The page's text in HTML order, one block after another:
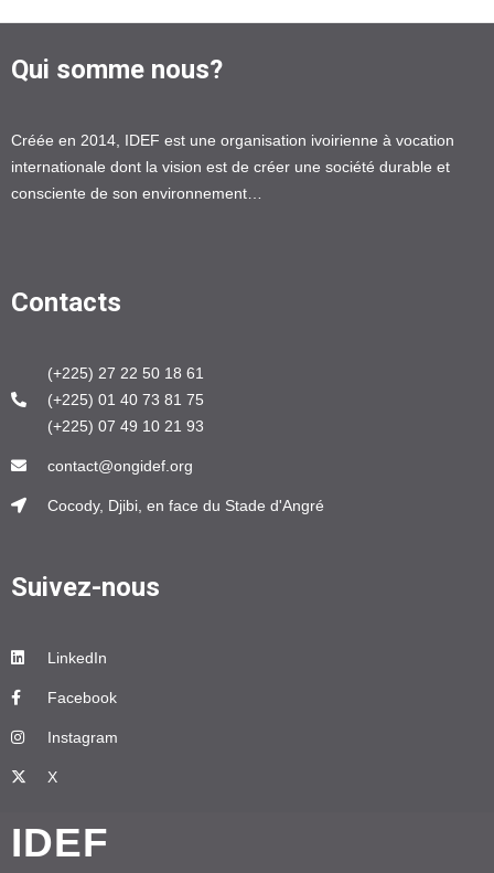
Qui somme nous?
Créée en 2014, IDEF est une organisation ivoirienne à vocation
internationale dont la vision est de créer une société durable et
consciente de son environnement…
Contacts
(+225) 27 22 50 18 61
(+225) 01 40 73 81 75
(+225) 07 49 10 21 93
contact@ongidef.org
Cocody, Djibi, en face du Stade d'Angré
Suivez-nous
LinkedIn
Facebook
Instagram
X
IDEF